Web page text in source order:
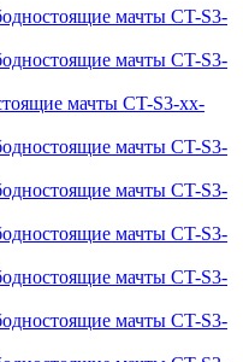
мачты CT-S3-
мачты CT-S3-
мачты CT-S3-xx-
мачты CT-S3-
мачты CT-S3-
мачты CT-S3-
мачты CT-S3-
мачты CT-S3-